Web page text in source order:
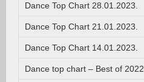
Dance Top Chart 28.01.2023.
Dance Top Chart 21.01.2023.
Dance Top Chart 14.01.2023.
Dance top chart – Best of 2022